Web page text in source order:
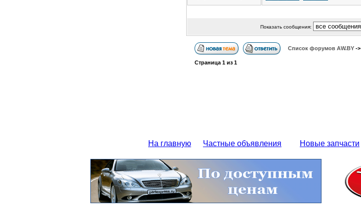
Показать сообщения:
Список форумов АW.BY ->
Страница 1 из 1
На главную Частные объявления Новые запчасти